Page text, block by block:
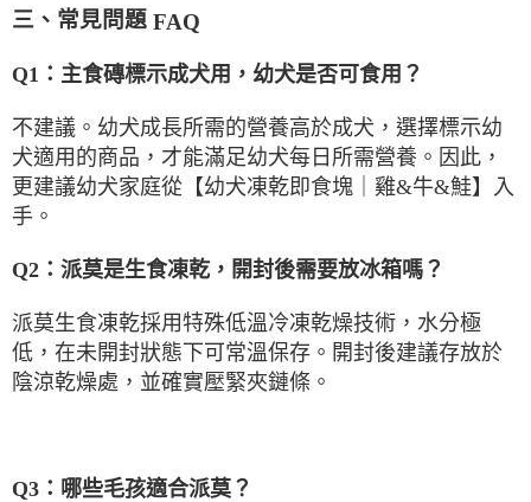
三、常見問題 FAQ
Q1 ：主食磚標示成犬用，幼犬是否可食用？
不建議。幼犬成長所需的營養高於成犬，選擇標示幼
犬適用的商品，才能滿足幼犬每日所需營養。因此，
更建議幼犬家庭從【幼犬凍乾即食塊｜雞&牛&鮭】入
手。
Q2 ：派莫是生食凍乾，開封後需要放冰箱嗎？
派莫生食凍乾採用特殊低溫冷凍乾燥技術，水分極
低，在未開封狀態下可常溫保存。開封後建議存放於
陰涼乾燥處，並確實壓緊夾鏈條。
Q3 ：哪些毛孩適合派莫？